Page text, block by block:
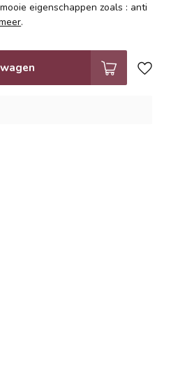
eigenschappen zoals : anti
.